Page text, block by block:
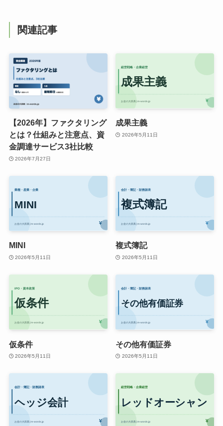
関連記事
【2026年】ファクタリング
とは？仕組みと注意点、資
金調達サービス3社比較
2026年7月27日
成果主義
2026年5月11日
MINI
2026年5月11日
複式簿記
2026年5月11日
仮条件
2026年5月11日
その他有価証券
2026年5月11日